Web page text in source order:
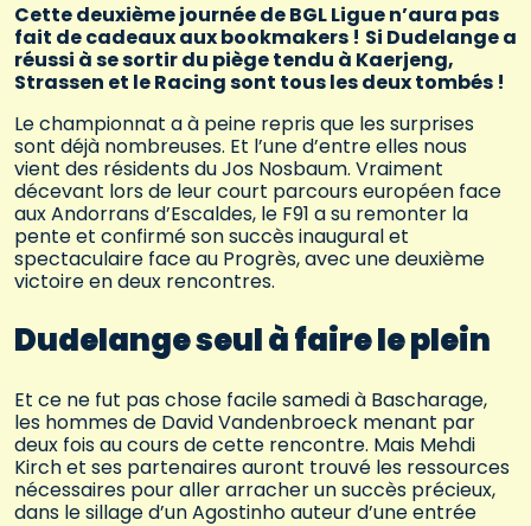
Cette deuxième journée de BGL Ligue n’aura pas
fait de cadeaux aux bookmakers ! Si Dudelange a
réussi à se sortir du piège tendu à Kaerjeng,
Strassen et le Racing sont tous les deux tombés !
Le championnat a à peine repris que les surprises
sont déjà nombreuses. Et l’une d’entre elles nous
vient des résidents du Jos Nosbaum. Vraiment
décevant lors de leur court parcours européen face
aux Andorrans d’Escaldes, le F91 a su remonter la
pente et confirmé son succès inaugural et
spectaculaire face au Progrès, avec une deuxième
victoire en deux rencontres.
Dudelange seul à faire le plein
Et ce ne fut pas chose facile samedi à Bascharage,
les hommes de David Vandenbroeck menant par
deux fois au cours de cette rencontre. Mais Mehdi
Kirch et ses partenaires auront trouvé les ressources
nécessaires pour aller arracher un succès précieux,
dans le sillage d’un Agostinho auteur d’une entrée